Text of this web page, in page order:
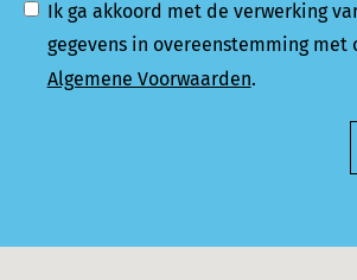
Ik ga akkoord met de verwerking
gegevens in overeenstemming met
Algemene Voorwaarden.